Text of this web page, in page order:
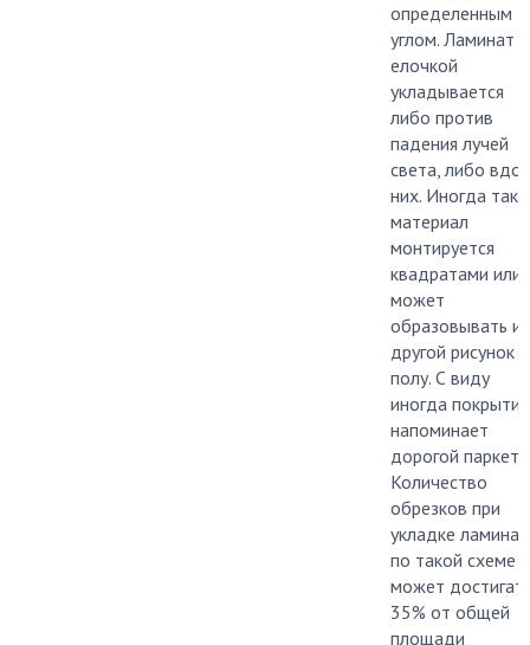
определенным
углом. Ламинат
елочкой
укладывается
либо против
падения лучей
света, либо
них. Иногда
материал
монтируется
квадратами или
может
образовывать и
другой рисунок
полу. С виду
иногда покрытие
напоминает
дорогой паркет.
Количество
обрезков при
укладке
по такой схеме
может
35% от общей
площади